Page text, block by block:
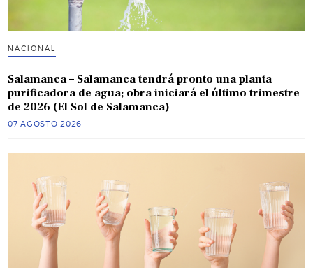
NACIONAL
Salamanca – Salamanca tendrá pronto una planta
purificadora de agua; obra iniciará el último trimestre
de 2026 (El Sol de Salamanca)
07 AGOSTO 2026